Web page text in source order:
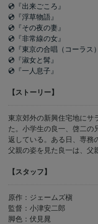
💿『出来ごころ』
💿『浮草物語』
💿『その夜の妻』
💿『非常線の女』
💿『東京の合唱（コーラス
💿『淑女と髯』
💿『一人息子』
【ストーリー】
東京郊外の新興住宅地にサ
た。小学生の良一、啓二の
返している。ある日、専務
父親の姿を見た良一は、父
【スタッフ】
原作：ジェームズ槇
監督：小津安二郎
脚色：伏見晁